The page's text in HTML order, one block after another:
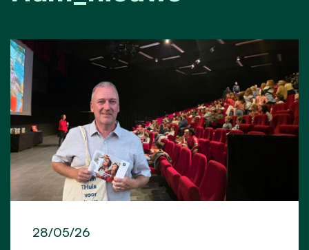
28/05/26